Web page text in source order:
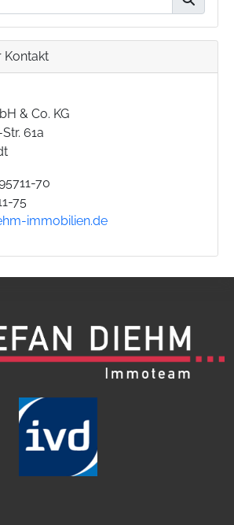
Kontakt
& Co. KG
61a
70
75
immobilien.de